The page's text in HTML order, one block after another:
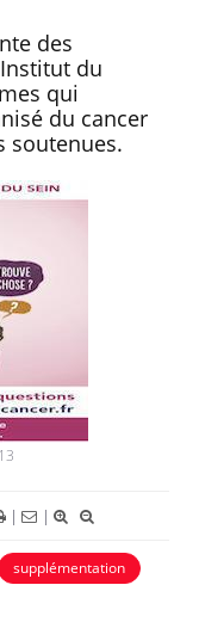
des
du
qui
du cancer
soutenues.
| |
supplémentation